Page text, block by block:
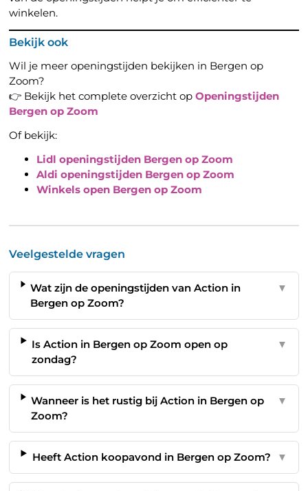
winkelen.
Bekijk ook
Wil je meer openingstijden bekijken in Bergen op
Zoom?
👉 Bekijk het complete overzicht opOpeningstijden
Bergen op Zoom
Of bekijk:
Lidl openingstijden Bergen op Zoom
Aldi openingstijden Bergen op Zoom
Winkels open Bergen op Zoom
Veelgestelde vragen
Wat zijn de openingstijden van Action in
Bergen op Zoom?
▼
Is Action in Bergen op Zoom open op
zondag?
▼
Wanneer is het rustig bij Action in Bergen op
Zoom?
▼
Heeft Action koopavond in Bergen op Zoom? ▼